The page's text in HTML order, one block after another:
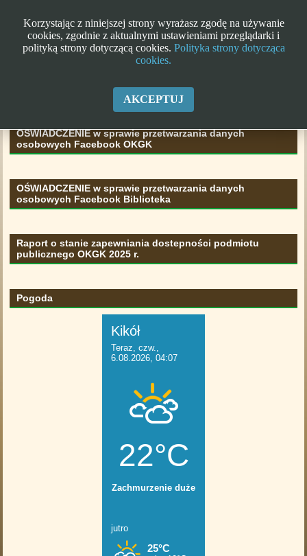
Klauzula informacyjna RODO
OŚWIADCZENIE w sprawie przetwarzania danych
osobowych Facebook OKGK
OŚWIADCZENIE w sprawie przetwarzania danych
osobowych Facebook Biblioteka
Raport o stanie zapewniania dostepności podmiotu
publicznego OKGK 2025 r.
Pogoda
Korzystając z niniejszej strony wyrażasz zgodę na używanie
cookies, zgodnie z aktualnymi ustawieniami przeglądarki i
polityką strony dotyczącą cookies. Polityka strony dotycząca
cookies.
AKCEPTUJ